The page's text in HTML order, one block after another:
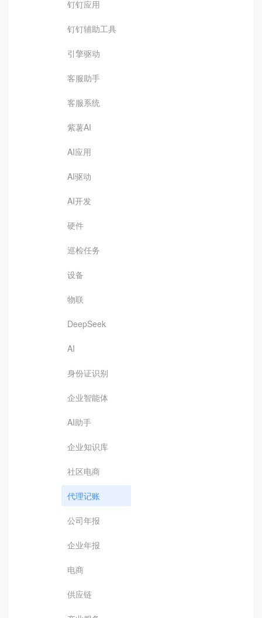
钉钉应用
钉钉辅助工具
引擎驱动
客服助手
客服系统
紫薯AI
AI应用
AI驱动
AI开发
硬件
巡检任务
设备
物联
DeepSeek
AI
身份证识别
企业智能体
AI助手
企业知识库
社区电商
代理记账
公司年报
企业年报
电商
供应链